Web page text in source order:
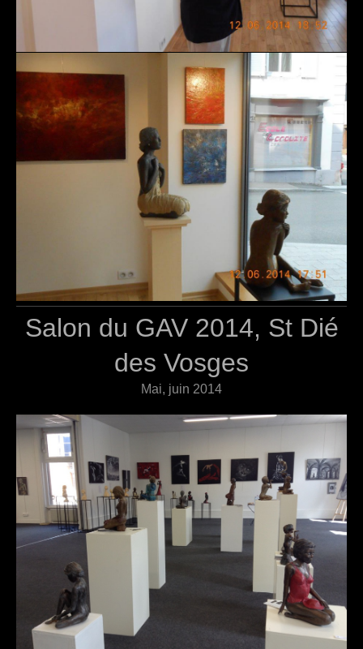
Salon du GAV 2014, St Dié
des Vosges
Mai, juin 2014